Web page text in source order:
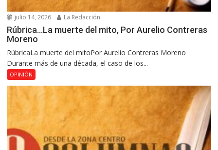
julio 14, 2026 La Redacción
Rúbrica…La muerte del mito, Por Aurelio Contreras
Moreno
RúbricaLa muerte del mitoPor Aurelio Contreras Moreno
Durante más de una década, el caso de los...
OPINIÓN